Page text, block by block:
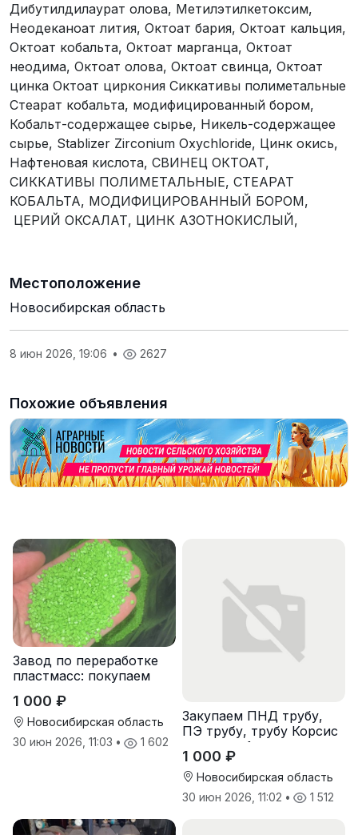
Дибутилдилаурат олова, Метилэтилкетоксим,
Неодеканоат лития, Октоат бария, Октоат кальция,
Октоат кобальта, Октоат марганца, Октоат
неодима, Октоат олова, Октоат свинца, Октоат
цинка Октоат циркония Сиккативы полиметальные
Стеарат кобальта, модифицированный бором,
Кобальт-содержащее сырье, Никель-содержащее
сырье, Stablizer Zirconium Oxychloride, Цинк окись,
Нафтеновая кислота, СВИНЕЦ ОКТОАТ,
СИККАТИВЫ ПОЛИМЕТАЛЬНЫЕ, СТЕАРАТ
КОБАЛЬТА, МОДИФИЦИРОВАННЫЙ БОРОМ,
ЦЕРИЙ ОКСАЛАТ, ЦИНК АЗОТНОКИСЛЫЙ,
Местоположение
Новосибирская область
8 июн 2026, 19:06 • 2627
Похожие объявления
Завод по переработке
пластмасс: покупаем
паллет и поддонов
1 000 ₽
Новосибирская область
30 июн 2026, 11:03 • 1 602
Закупаем ПНД трубу,
ПЭ трубу, трубу Корсис
оптом от 1 тонны
1 000 ₽
Новосибирская область
30 июн 2026, 11:02 • 1 512